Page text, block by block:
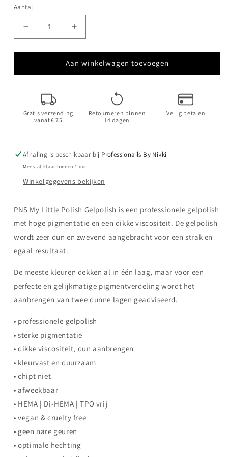
Aantal
Aantal
verlagen
voor
Little
Puce
Aantal
verhogen
voor
My
Little
Aan winkelwagen toevoegen
Gratis verzending
vanaf € 75
Retourneren binnen
14 dagen
Veilig betalen
Afhaling is beschikbaar bij Professionails By Nikki
Meestal klaar binnen 1 uur
Winkelgegevens bekijken
PNS My Little Polish Gelpolish is een professionele gelpolish
met hoge pigmentatie en een dikke viscositeit. De gelpolish
wordt zeer dun en zwevend aangebracht voor een strak en
egaal resultaat.
De meeste kleuren dekken al in één laag, maar voor een
perfecte en gelijkmatige pigmentverdeling wordt het
aanbrengen van twee dunne lagen geadviseerd.
• professionele gelpolish
• sterke pigmentatie
• dikke viscositeit, dun aanbrengen
• kleurvast en duurzaam
• chipt niet
• afweekbaar
• HEMA | Di-HEMA | TPO vrij
• vegan & cruelty free
• geen nare geuren
• optimale hechting